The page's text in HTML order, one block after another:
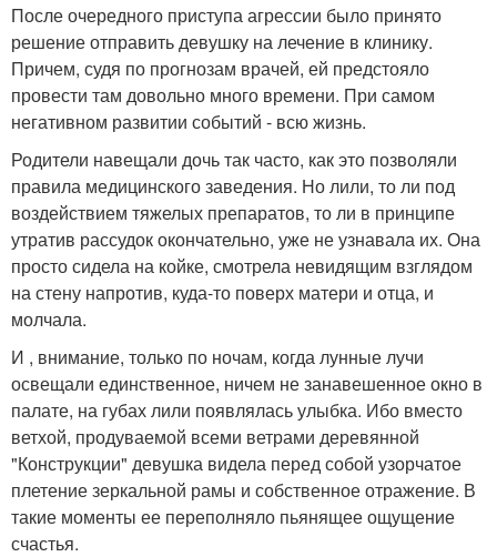
После очередного приступа агрессии было принято
решение отправить девушку на лечение в клинику.
Причем, судя по прогнозам врачей, ей предстояло
провести там довольно много времени. При самом
негативном развитии событий - всю жизнь.
Родители навещали дочь так часто, как это позволяли
правила медицинского заведения. Но лили, то ли под
воздействием тяжелых препаратов, то ли в принципе
утратив рассудок окончательно, уже не узнавала их. Она
просто сидела на койке, смотрела невидящим взглядом
на стену напротив, куда-то поверх матери и отца, и
молчала.
И , внимание, только по ночам, когда лунные лучи
освещали единственное, ничем не занавешенное окно в
палате, на губах лили появлялась улыбка. Ибо вместо
ветхой, продуваемой всеми ветрами деревянной
"Конструкции" девушка видела перед собой узорчатое
плетение зеркальной рамы и собственное отражение. В
такие моменты ее переполняло пьянящее ощущение
счастья.